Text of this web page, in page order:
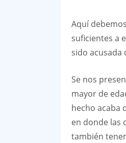
Aquí
suficientes a
sido acusada
Se nos
mayor de
hecho acaba
en donde las
también